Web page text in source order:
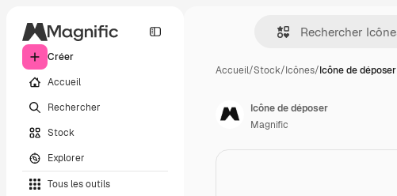
Créer
Accueil
Rechercher
Stock
Explorer
Tous les outils
Accueil/Stock/Icônes/Icône de déposer
Icône de déposer
Magnific